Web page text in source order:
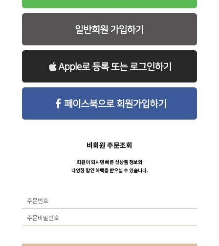
비회원 주문조회
회원이 되시면 빠른 신상품 정보와
다양한 할인 혜택을 받으실 수 있습니다.